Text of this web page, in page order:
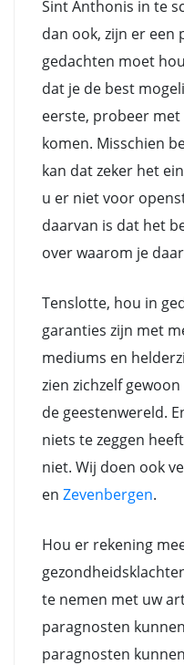
Sint Anthonis in te
dan ook, zijn er een
gedachten moet
dat je de best
eerste, probeer
komen. Misschien
kan dat zeker het
u er niet voor
daarvan is dat het
over waarom je
Tenslotte, hou in
garanties zijn met
mediums en
zien zichzelf
de geestenwereld.
niets te zeggen
niet. Wij doen ook
en Zevenbergen.
Hou er rekening
te nemen met uw
paragnosten
paragnosten